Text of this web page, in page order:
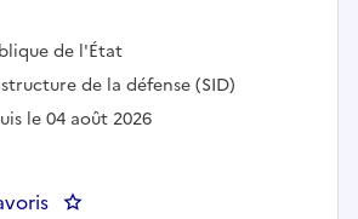
:de l'État
de la défense (SID)
le 04 août 2026
: CONDUCTEUR D OPERATION